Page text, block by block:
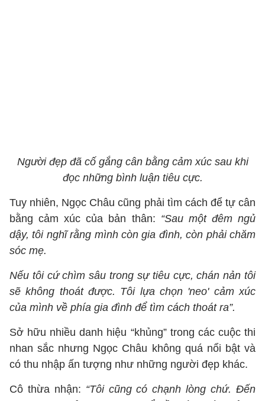
Người đẹp đã cố gắng cân bằng cảm xúc sau khi
đọc những bình luận tiêu cực.
Tuy nhiên, Ngọc Châu cũng phải tìm cách để tự cân
bằng cảm xúc của bản thân: “Sau một đêm ngủ
dậy, tôi nghĩ rằng mình còn gia đình, còn phải chăm
sóc mẹ.
Nếu tôi cứ chìm sâu trong sự tiêu cực, chán nản tôi
sẽ không thoát được. Tôi lựa chọn 'neo' cảm xúc
của mình về phía gia đình để tìm cách thoát ra”.
Sở hữu nhiều danh hiệu “khủng” trong các cuộc thi
nhan sắc nhưng Ngọc Châu không quá nổi bật và
có thu nhập ấn tượng như những người đẹp khác.
Cô thừa nhận: “Tôi cũng có chạnh lòng chứ. Đến